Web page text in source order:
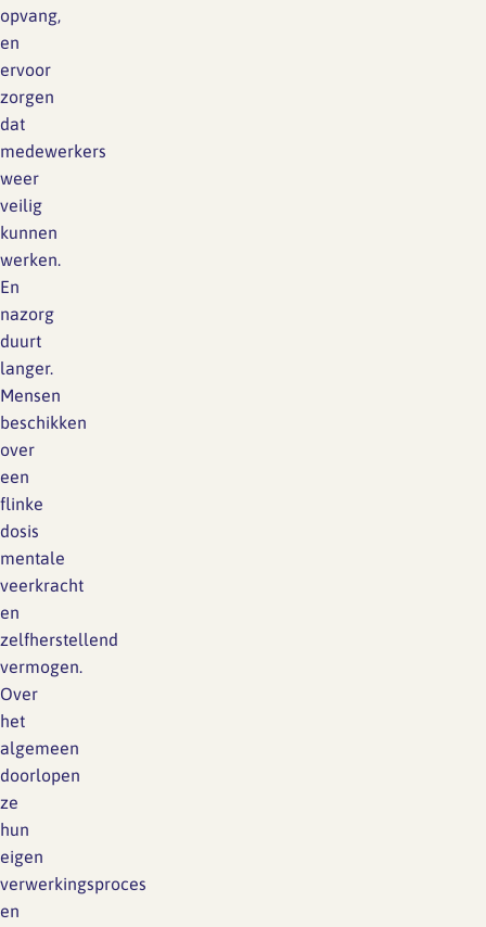
opvang,
en
ervoor
zorgen
dat
medewerkers
weer
veilig
kunnen
werken.
En
nazorg
duurt
langer.
Mensen
beschikken
over
een
flinke
dosis
mentale
veerkracht
en
zelfherstellend
vermogen.
Over
het
algemeen
doorlopen
ze
hun
eigen
verwerkingsproces
en